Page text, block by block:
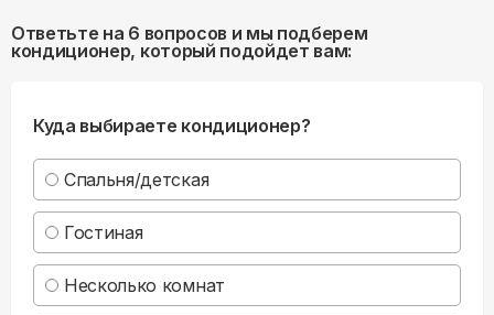
Ответьте на 6 вопросов и мы подберем
кондиционер, который подойдет вам:
Куда выбираете кондиционер?
Спальня/детская
Гостиная
Несколько комнат